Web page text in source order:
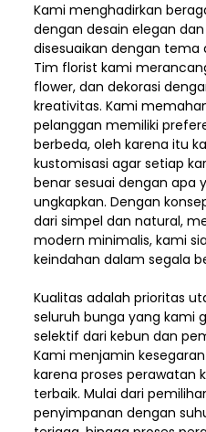
Kami menghadirkan
dengan desain elegan
disesuaikan dengan tema
Tim florist kami
flower, dan dekorasi
kreativitas. Kami
pelanggan memiliki
berbeda, oleh karena itu
kustomisasi agar setiap
benar sesuai dengan apa
ungkapkan. Dengan
dari simpel dan natural,
modern minimalis, kami
keindahan dalam segala
Kualitas adalah prioritas
seluruh bunga yang kami
selektif dari kebun dan
Kami menjamin
karena proses perawatan
terbaik. Mulai dari
penyimpanan dengan